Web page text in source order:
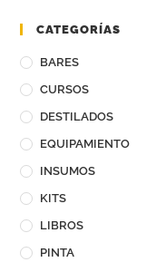
CATEGORÍAS
BARES
CURSOS
DESTILADOS
EQUIPAMIENTO
INSUMOS
KITS
LIBROS
PINTA